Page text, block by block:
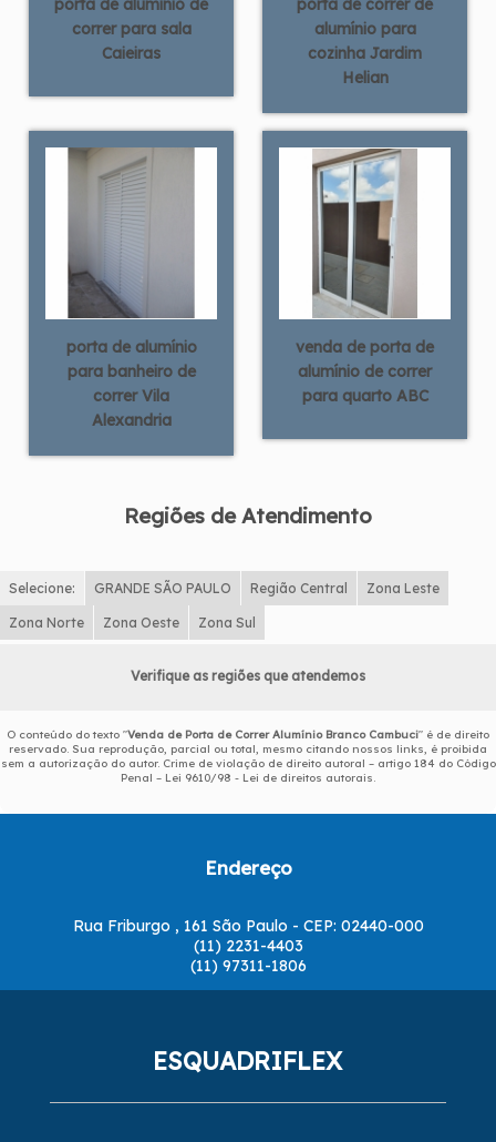
porta de alumínio de
correr para sala
Caieiras
porta de correr de
alumínio para
cozinha Jardim
Helian
porta de alumínio
para banheiro de
correr Vila
Alexandria
venda de porta de
alumínio de correr
para quarto ABC
Regiões de Atendimento
Selecione: GRANDE SÃO PAULO Região Central Zona Leste
Zona Norte Zona Oeste Zona Sul
Verifique as regiões que atendemos
O conteúdo do texto "Venda de Porta de Correr Alumínio Branco Cambuci" é de direito
reservado. Sua reprodução, parcial ou total, mesmo citando nossos links, é proibida
sem a autorização do autor. Crime de violação de direito autoral – artigo 184 do Código
Penal – Lei 9610/98 - Lei de direitos autorais
Endereço
Rua Friburgo , 161 São Paulo - CEP: 02440-000
(11) 2231-4403
(11) 97311-1806
ESQUADRIFLEX